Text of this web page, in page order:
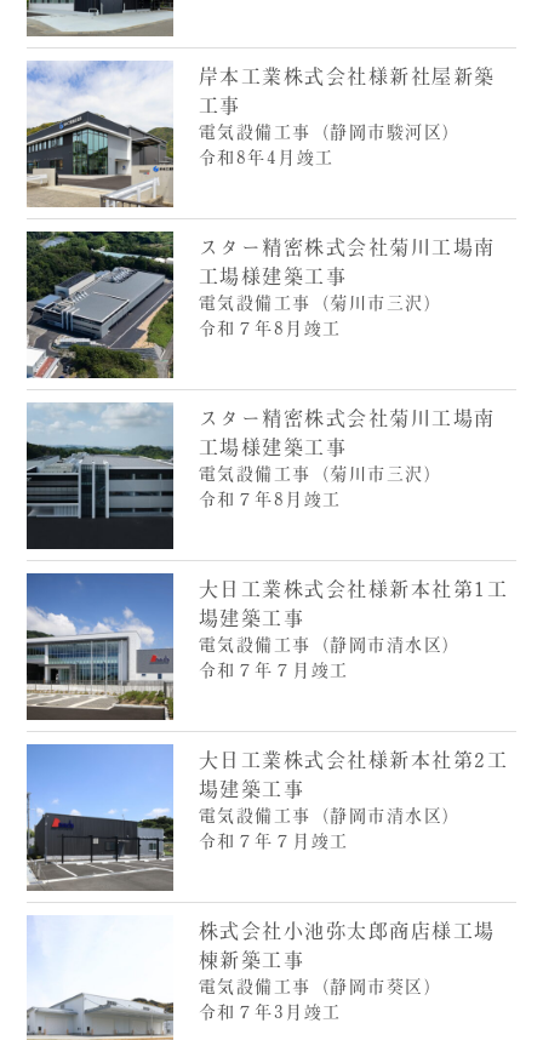
岸本工業株式会社様新社屋新築
工事
電気設備工事（静岡市駿河区）
令和8年4月竣工
スター精密株式会社菊川工場南
工場様建築工事
電気設備工事（菊川市三沢）
令和７年8月竣工
スター精密株式会社菊川工場南
工場様建築工事
電気設備工事（菊川市三沢）
令和７年8月竣工
大日工業株式会社様新本社第1工
場建築工事
電気設備工事（静岡市清水区）
令和７年７月竣工
大日工業株式会社様新本社第2工
場建築工事
電気設備工事（静岡市清水区）
令和７年７月竣工
株式会社小池弥太郎商店様工場
棟新築工事
電気設備工事（静岡市葵区）
令和７年3月竣工